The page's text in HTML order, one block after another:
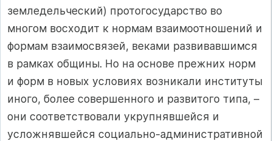
земледельческий) протогосударство во
многом восходит к нормам взаимоотношений и
формам взаимосвязей, веками развивавшимся
в рамках общины. Но на основе прежних норм
и форм в новых условиях возникали институты
иного, более совершенного и развитого типа, –
они соответствовали укрупнявшейся и
усложнявшейся социально‑административной